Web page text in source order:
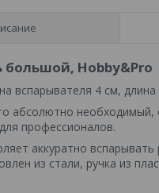
большой, Hobby&Pro
вспарывателя 4 см,
абсолютно
профессионалов.
аккуратно
из стали, ручка из